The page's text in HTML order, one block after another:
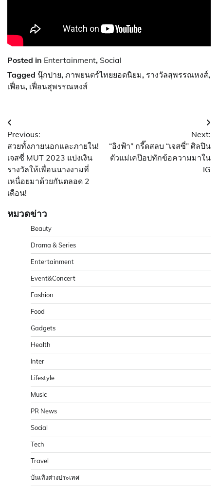
Posted in Entertainment, Social
Tagged นุ๊กปาย, ภาพยนตร์ไทยยอดนิยม, รางวัลสุพรรณหงส์,
เฟื่อน, เฟื่อนสุพรรณหงส์
แนะแนว
เรื่อง
Previous:
สวยทั้งภายนอกและภายใน!
เจสซี่ MUT 2023 แบ่งเงิน
รางวัลให้เพื่อนนางงามที่
เหนื่อยมาด้วยกันตลอด 2
เดือน!
Next:
“อิงฟ้า” กรี๊ดสลบ “เจสซี่” ศิลปิน
ตัวแม่เคป๊อปทักข้อความมาใน
IG
หมวดข่าว
Beauty
Drama & Series
Entertainment
Event&Concert
Fashion
Food
Gadgets
Health
Inter
Lifestyle
Music
PR News
Social
Tech
Travel
บันเทิงต่างประเทศ